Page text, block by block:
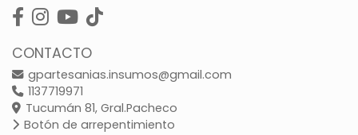
CONTACTO
gpartesanias.insumos@gmail.com
1137719971
Tucumán 81, Gral.Pacheco
Botón de arrepentimiento